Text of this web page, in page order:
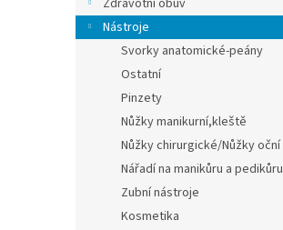
Zdravotní obuv
Nástroje
Svorky anatomické-peány
Ostatní
Pinzety
Nůžky manikurní,kleště
Nůžky chirurgické/Nůžky oční
Nářadí na manikůru a pedikůru
Zubní nástroje
Kosmetika